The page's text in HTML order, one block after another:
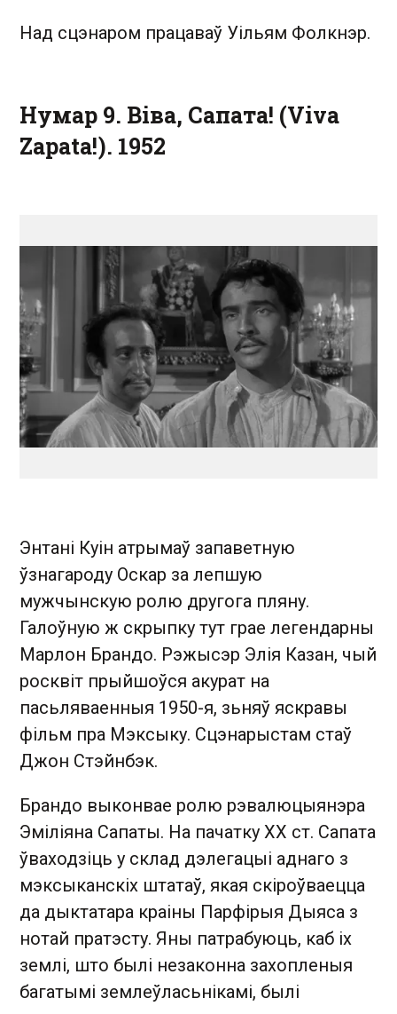
Над сцэнаром працаваў Уільям Фолкнэр.
Нумар 9. Віва, Сапата! (Viva
Zapata!). 1952
Энтані Куін атрымаў запаветную
ўзнагароду Оскар за лепшую
мужчынскую ролю другога пляну.
Галоўную ж скрыпку тут грае легендарны
Марлон Брандо. Рэжысэр Элія Казан, чый
росквіт прыйшоўся акурат на
пасьляваенныя 1950-я, зьняў яскравы
фільм пра Мэксыку. Сцэнарыстам стаў
Джон Стэйнбэк.
Брандо выконвае ролю рэвалюцыянэра
Эміліяна Сапаты. На пачатку ХХ ст. Сапата
ўваходзіць у склад дэлегацыі аднаго з
мэксыканскіх штатаў, якая скіроўваецца
да дыктатара краіны Парфірыя Дыяса з
нотай пратэсту. Яны патрабуюць, каб іх
землі, што былі незаконна захопленыя
багатымі землеўласьнікамі, былі